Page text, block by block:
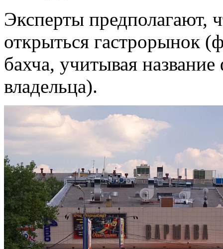
Эксперты предполагают,
открыться гастрорынок
бахча, учитывая
владельца).